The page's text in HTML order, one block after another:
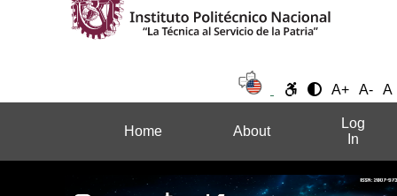
A+ A- A
Home About
Log
In